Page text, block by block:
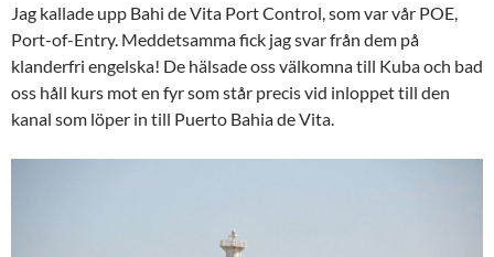
Jag kallade upp Bahi de Vita Port Control, som var vår POE,
Port-of-Entry. Meddetsamma fick jag svar från dem på
klanderfri engelska! De hälsade oss välkomna till Kuba och bad
oss håll kurs mot en fyr som står precis vid inloppet till den
kanal som löper in till Puerto Bahia de Vita.